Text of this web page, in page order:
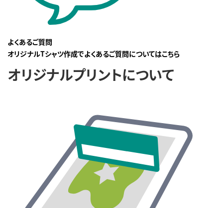
よくあるご質問
オリジナルTシャツ作成でよくあるご質問についてはこちら
オリジナルプリントについて